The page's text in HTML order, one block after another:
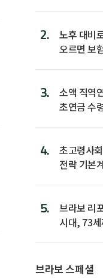
2.
노후 대비
오르면 보
3.
소액 직역
초연금 수
4.
초고령사
전략 기본
5.
브라보 리
시대, 73세
브라보 스페셜